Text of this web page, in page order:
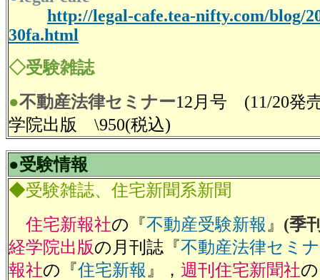
http://legal-cafe.tea-nifty.com/blog/
30fa.html
◇受験雑誌
●不動産法律セミナー12月号 (11/20発
学院出版 \950(税込)
●受験情報
◆受験雑誌、住宅新聞系新聞
住宅新報社の『不動産受験新報 』 (季
経学院出版の月刊誌『不動産法律セミ
報社の『住宅新報 』， 週刊住宅新聞社